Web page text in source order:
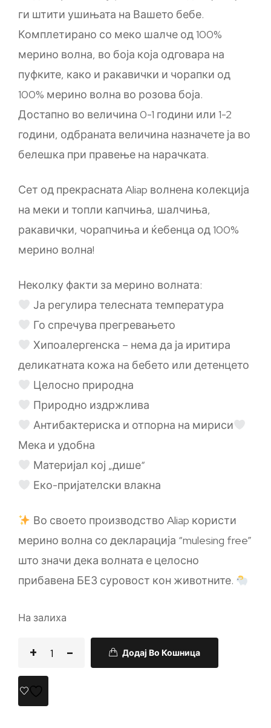
ги штити ушињата на Вашето бебе.
Комплетирано со меко шалче од 100%
мерино волна, во боја која одговара на
пуфките, како и ракавички и чорапки од
100% мерино волна во розова боја.
Достапно во величина 0-1 години или 1-2
години, одбраната величина назначете ја во
белешка при правење на нарачката.
Сет од прекрасната Aliap волнена колекција
на меки и топли капчиња, шалчиња,
ракавички, чорапчиња и ќебенца од 100%
мерино волна!
Неколку факти за мерино волната:
Ја регулира телесната температура
Го спречува прегревањето
Хипоалергенска – нема да ја иритира
деликатната кожа на бебето или детенцето
Целосно природна
Природно издржлива
Антибактериска и отпорна на мириси
Мека и удобна
Материјал кој „дише“
Еко-пријателски влакна
Во своето производство Aliap користи
мерино волна со декларација “mulesing free”
што значи дека волната е целосно
прибавена БЕЗ суровост кон животните.
На залиха
Додај Во Кошница